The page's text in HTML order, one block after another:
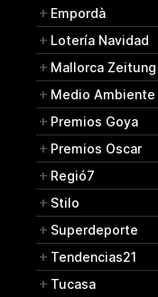
Empordà
Lotería Navidad
Mallorca Zeitung
Medio Ambiente
Premios Goya
Premios Oscar
Regió7
Stilo
Superdeporte
Tendencias21
Tucasa